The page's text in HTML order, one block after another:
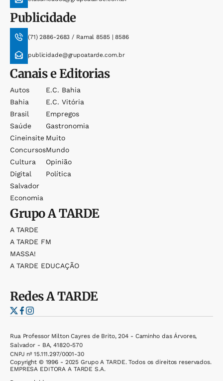
Publicidade
(71) 2886-2683 / Ramal 8585 | 8586
publicidade@grupoatarde.com.br
Canais e Editorias
Autos
Bahia
Brasil
Saúde
Cineinsite
Concursos
Cultura
Digital
Salvador
Economia
E.c. Bahia
E.c. Vitória
Empregos
Gastronomia
Muito
Mundo
Opinião
Política
GrupoA TARDE
A TARDE
A TARDE FM
MASSA!
A TARDE EDUCAÇÃO
RedesA TARDE
Rua Professor Milton Cayres de Brito, 204 - Caminho das Árvores,
Salvador - BA, 41820-570
CNPJ nº 15.111.297/0001-30
Copyright © 1996 - 2025 Grupo A TARDE. Todos os direitos reservados.
EMPRESA EDITORA A TARDE S.A.